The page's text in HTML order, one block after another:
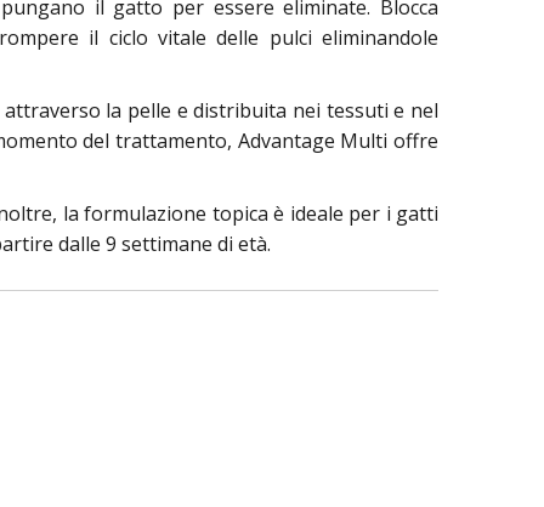
il gatto per essere eliminate. Blocca
il ciclo vitale delle pulci eliminandole
attraverso la pelle e distribuita nei tessuti e nel
del trattamento, Advantage Multi offre
la formulazione topica è ideale per i gatti
dalle 9 settimane di età.